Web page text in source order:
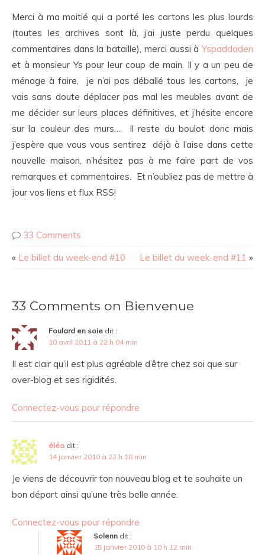
Merci à ma moitié qui a porté les cartons les plus lourds
(toutes les archives sont là, j’ai juste perdu quelques
commentaires dans la bataille), merci aussi à Yspaddaden
et à monsieur Ys pour leur coup de main. Il y a un peu de
ménage à faire, je n’ai pas déballé tous les cartons, je
vais sans doute déplacer pas mal les meubles avant de
me décider sur leurs places définitives, et j’hésite encore
sur la couleur des murs… Il reste du boulot donc mais
j’espère que vous vous sentirez déjà à l’aise dans cette
nouvelle maison, n’hésitez pas à me faire part de vos
remarques et commentaires. Et n’oubliez pas de mettre à
jour vos liens et flux RSS!
33 Comments
« Le billet du week-end #10 Le billet du week-end #11 »
33 Comments on Bienvenue
Foulard en soie dit :
10 avril 2011 à 22 h 04 min
Il est clair qu’il est plus agréable d’être chez soi que sur
over-blog et ses rigidités.
Connectez-vous pour répondre
éléa dit :
14 janvier 2010 à 22 h 18 min
Je viens de découvrir ton nouveau blog et te souhaite un
bon départ ainsi qu’une très belle année.
Connectez-vous pour répondre
Solenn dit :
15 janvier 2010 à 10 h 12 min